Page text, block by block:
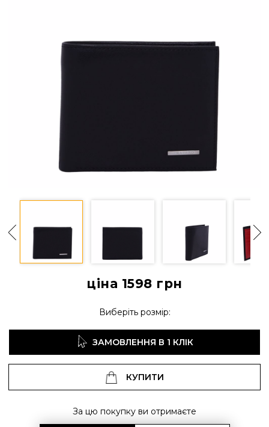
ціна 1598 грн
Виберіть розмір:
ЗАМОВЛЕННЯ В 1 КЛІК
КУПИТИ
За цю покупку ви отримаєте